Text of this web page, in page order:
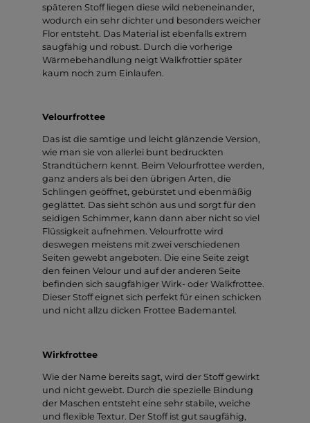
späteren Stoff liegen diese wild nebeneinander,
wodurch ein sehr dichter und besonders weicher
Flor entsteht. Das Material ist ebenfalls extrem
saugfähig und robust. Durch die vorherige
Wärmebehandlung neigt Walkfrottier später
kaum noch zum Einlaufen.
Velourfrottee
Das ist die samtige und leicht glänzende Version,
wie man sie von allerlei bunt bedruckten
Strandtüchern kennt. Beim Velourfrottee werden,
ganz anders als bei den übrigen Arten, die
Schlingen geöffnet, gebürstet und ebenmäßig
geglättet. Das sieht schön aus und sorgt für den
seidigen Schimmer, kann dann aber nicht so viel
Flüssigkeit aufnehmen. Velourfrotte wird
deswegen meistens mit zwei verschiedenen
Seiten gewebt angeboten. Die eine Seite zeigt
den feinen Velour und auf der anderen Seite
befinden sich saugfähiger Wirk- oder Walkfrottee.
Dieser Stoff eignet sich perfekt für einen schicken
und nicht allzu dicken Frottee Bademantel.
Wirkfrottee
Wie der Name bereits sagt, wird der Stoff gewirkt
und nicht gewebt. Durch die spezielle Bindung
der Maschen entsteht eine sehr stabile, weiche
und flexible Textur. Der Stoff ist gut saugfähig,